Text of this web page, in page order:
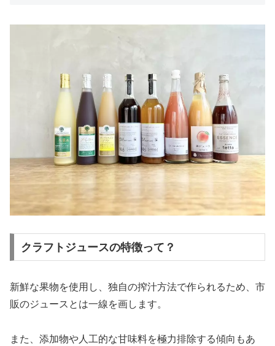
クラフトジュースの特徴って？
新鮮な果物を使用し、独自の搾汁方法で作られるため、市
販のジュースとは一線を画します。
また、添加物や人工的な甘味料を極力排除する傾向もあ